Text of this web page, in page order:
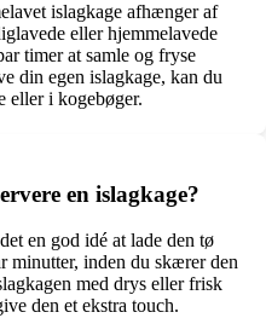
islagkage afhænger af
eller hjemmelavede
timer at samle og fryse
din egen islagkage, kan du
eller i kogebøger.
en islagkage?
en god idé at lade den tø
minutter, inden du skærer den
med drys eller frisk
den et ekstra touch.